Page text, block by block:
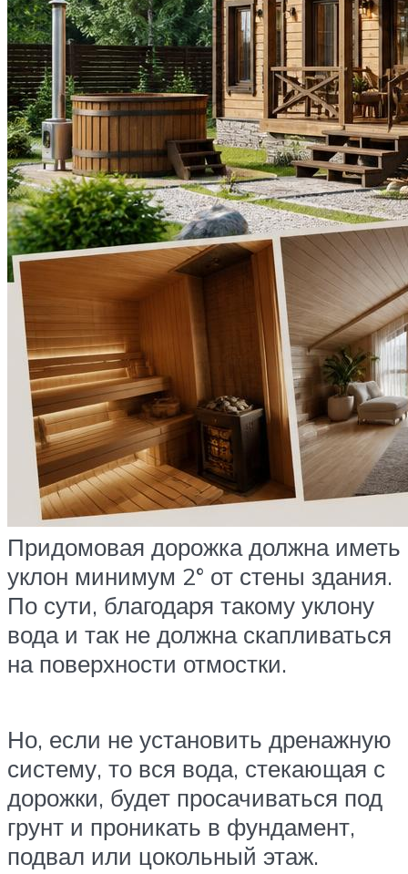
Придомовая дорожка должна иметь
уклон минимум 2° от стены здания.
По сути, благодаря такому уклону
вода и так не должна скапливаться
на поверхности отмостки.
Но, если не установить дренажную
систему, то вся вода, стекающая с
дорожки, будет просачиваться под
грунт и проникать в фундамент,
подвал или цокольный этаж.